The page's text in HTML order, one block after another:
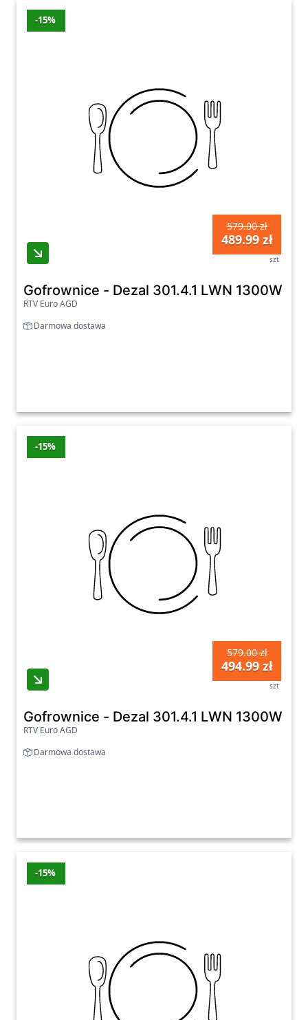
-15%
579.00 zł
489.99 zł
szt
Gofrownice - Dezal 301.4.1 LWN 1300W
RTV Euro AGD
Darmowa dostawa
-15%
579.00 zł
494.99 zł
szt
Gofrownice - Dezal 301.4.1 LWN 1300W
RTV Euro AGD
Darmowa dostawa
-15%